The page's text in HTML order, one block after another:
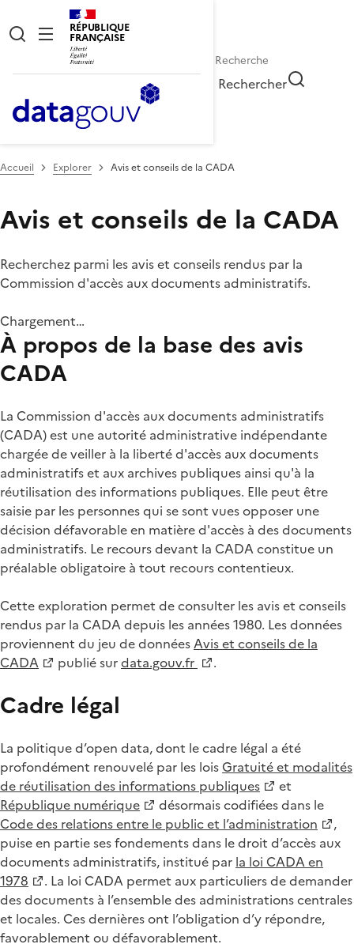
RÉPUBLIQUE
FRANÇAISE
Rechercher
Accueil Explorer Avis et conseils de la CADA
Avis et conseils de la CADA
Recherchez parmi les avis et conseils rendus par la
Commission d'accès aux documents administratifs.
Chargement…
À propos de la base des avis
CADA
La Commission d'accès aux documents administratifs
(CADA) est une autorité administrative indépendante
chargée de veiller à la liberté d'accès aux documents
administratifs et aux archives publiques ainsi qu'à la
réutilisation des informations publiques. Elle peut être
saisie par les personnes qui se sont vues opposer une
décision défavorable en matière d'accès à des documents
administratifs. Le recours devant la CADA constitue un
préalable obligatoire à tout recours contentieux.
Cette exploration permet de consulter les avis et conseils
rendus par la CADA depuis les années 1980. Les données
proviennent du jeu de donnéesAvis et conseils de la
CADA
publié surdata.gouv.fr .
Cadre légal
La politique d’open data, dont le cadre légal a été
profondément renouvelé par les loisGratuité et modalités
de réutilisation des informations publiques
et
République numérique
désormais codifiées dans le
Code des relations entre le public et l’administration
,
puise en partie ses fondements dans le droit d’accès aux
documents administratifs, institué par la loi CADA en
1978
. La loi CADA permet aux particuliers de demander
des documents à l’ensemble des administrations centrales
et locales. Ces dernières ont l’obligation d’y répondre,
favorablement ou défavorablement.